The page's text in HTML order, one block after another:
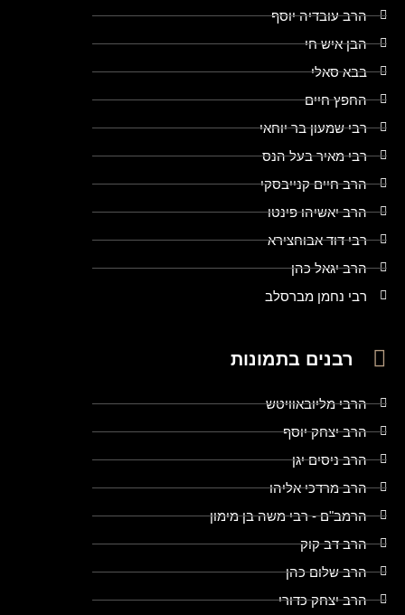
הרב עובדיה יוסף
הבן איש חי
בבא סאלי
החפץ חיים
רבי שמעון בר יוחאי
רבי מאיר בעל הנס
הרב חיים קנייבסקי
הרב יאשיהו פינטו
רבי דוד אבוחצירא
הרב יגאל כהן
רבי נחמן מברסלב
רבנים בתמונות
הרבי מליובאוויטש
הרב יצחק יוסף
הרב ניסים יגן
הרב מרדכי אליהו
הרמב"ם - רבי משה בן מימון
הרב דב קוק
הרב שלום כהן
הרב יצחק כדורי